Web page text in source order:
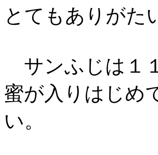
とてもありがた
サンふじは１
蜜が入りはじめ
い。